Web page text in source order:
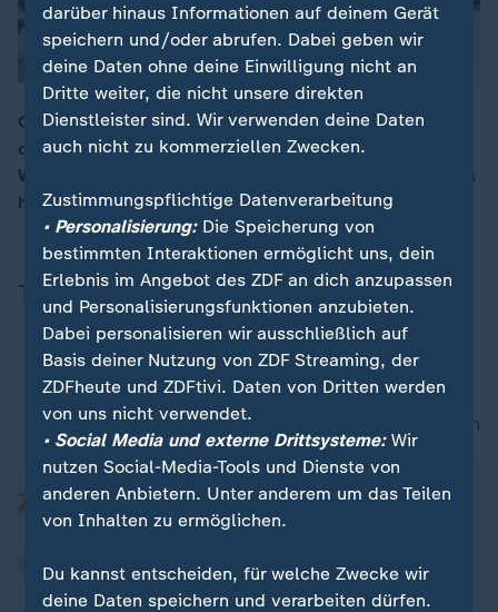
Olympia 2026 findet auch im Skiort in Cortina
d’Ampezzo in den Dolomiten statt. Dort wurden die
Winterspiele schon einmal 1956 ausgetragen. Seitdem
hat sich nicht nur der Wintersport verändert.
Thema
Olympische Winterspiele
nach oben
darüber hinaus Informationen auf deinem Gerät
speichern und/oder abrufen. Dabei geben wir
deine Daten ohne deine Einwilligung nicht an
Dritte weiter, die nicht unsere direkten
Dienstleister sind. Wir verwenden deine Daten
auch nicht zu kommerziellen Zwecken.
Zustimmungspflichtige Datenverarbeitung
• Personalisierung:Die Speicherung von
bestimmten Interaktionen ermöglicht uns, dein
Erlebnis im Angebot des ZDF an dich anzupassen
und Personalisierungsfunktionen anzubieten.
Dabei personalisieren wir ausschließlich auf
Basis deiner Nutzung von ZDF Streaming, der
ZDFheute und ZDFtivi. Daten von Dritten werden
von uns nicht verwendet.
• Social Media und externe Drittsysteme:Wir
nutzen Social-Media-Tools und Dienste von
anderen Anbietern. Unter anderem um das Teilen
von Inhalten zu ermöglichen.
Du kannst entscheiden, für welche Zwecke wir
deine Daten speichern und verarbeiten dürfen.